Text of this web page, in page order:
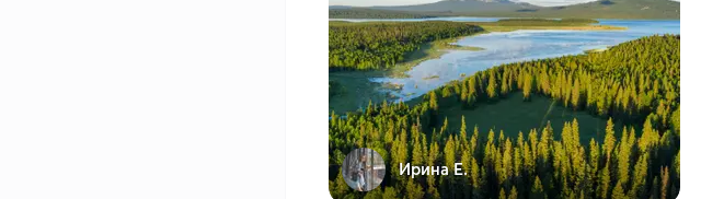
Ирина Е.